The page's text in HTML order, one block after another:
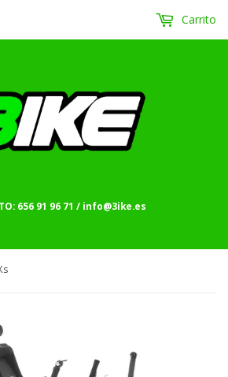
656 91 96 71 / info@3ike.es
Carrito